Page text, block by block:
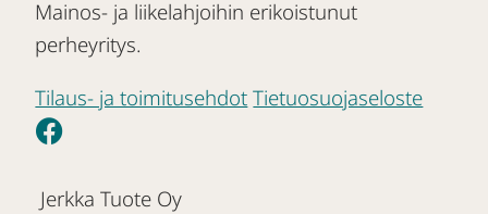
Mainos- ja liikelahjoihin erikoistunut
perheyritys.
Tilaus- ja toimitusehdot Tietuosuojaseloste
Jerkka Tuote Oy